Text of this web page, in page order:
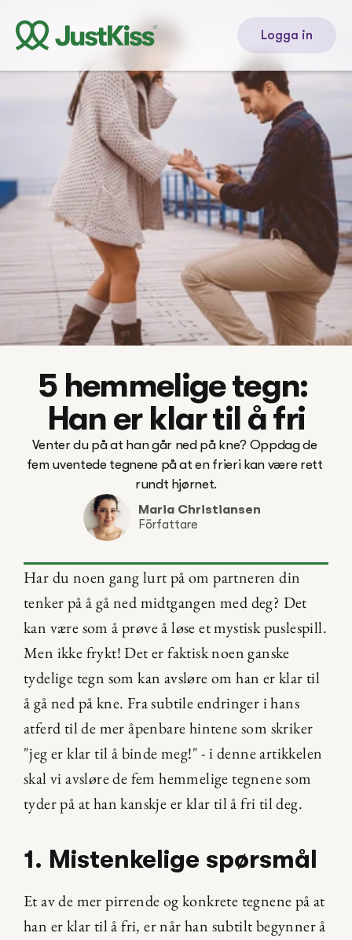
Logga in
5 hemmelige tegn:
Han er klar til å fri
Venter du på at han går ned på kne? Oppdag de
fem uventede tegnene på at en frieri kan være rett
Maria Christiansen
Författare
Har du noen gang lurt på om partneren din
tenker på å gå ned midtgangen med deg? Det
kan være som å prøve å løse et mystisk puslespill.
Men ikke frykt! Det er faktisk noen ganske
tydelige tegn som kan avsløre om han er klar til
å gå ned på kne. Fra subtile endringer i hans
atferd til de mer åpenbare hintene som skriker
"jeg er klar til å binde meg!" - i denne artikkelen
skal vi avsløre de fem hemmelige tegnene som
tyder på at han kanskje er klar til å fri til deg.
1. Mistenkelige spørsmål
Et av de mer pirrende og konkrete tegnene på at
han er klar til å fri, er når han subtilt begynner å